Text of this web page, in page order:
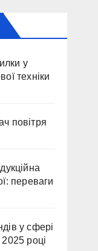
у
техніки
повітря
переваги
у сфері
році